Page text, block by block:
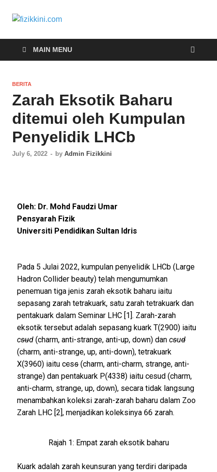
fizikkini.com
MAIN MENU
BERITA
Zarah Eksotik Baharu
ditemui oleh Kumpulan
Penyelidik LHCb
July 6, 2022 - by Admin Fizikkini
Oleh: Dr. Mohd Faudzi Umar
Pensyarah Fizik
Universiti Pendidikan Sultan Idris
Pada 5 Julai 2022, kumpulan penyelidik LHCb (Large
Hadron Collider beauty) telah mengumumkan
penemuan tiga jenis zarah eksotik baharu iaitu
sepasang zarah tetrakuark, satu zarah tetrakuark dan
pentakuark dalam Seminar LHC [1]. Zarah-zarah
eksotik tersebut adalah sepasang kuark T(2900) iaitu
csud (charm, anti-strange, anti-up, down) dan csud
(charm, anti-strange, up, anti-down), tetrakuark
X(3960) iaitu ccss (charm, anti-charm, strange, anti-
strange) dan pentakuark P(4338) iaitu ccsud (charm,
anti-charm, strange, up, down), secara tidak langsung
menambahkan koleksi zarah-zarah baharu dalam Zoo
Zarah LHC [2], menjadikan koleksinya 66 zarah.
Rajah 1: Empat zarah eksotik baharu
Kuark adalah zarah keunsuran yang terdiri daripada